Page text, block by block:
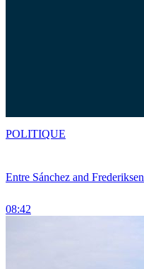
Entre Sánchez and Frederiksen
08:42
POLITIQUE